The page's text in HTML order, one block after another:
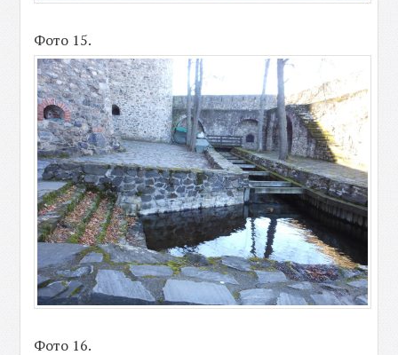
Фото 15.
Фото 16.